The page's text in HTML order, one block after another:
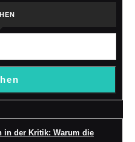
in der Kritik: Warum die